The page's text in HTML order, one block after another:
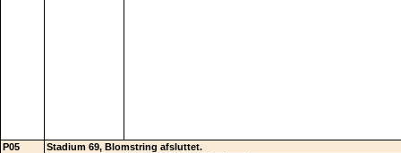
P05
Stadium 69, Blomstring afsluttet.